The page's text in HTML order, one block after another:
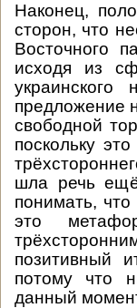
Наконец,
сторон, что
Восточного
исходя из
предложение
свободной
поскольку
шла речь
понимать,
это
позитивный
потому что
данный